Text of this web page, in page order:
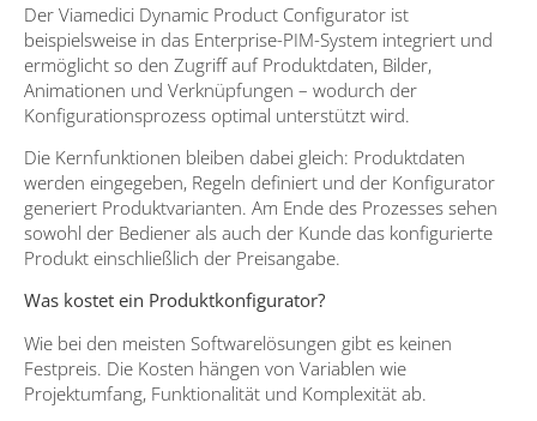
Der Viamedici Dynamic Product Configurator ist
beispielsweise in das Enterprise-PIM-System integriert und
ermöglicht so den Zugriff auf Produktdaten, Bilder,
Animationen und Verknüpfungen – wodurch der
Konfigurationsprozess optimal unterstützt wird.
Die Kernfunktionen bleiben dabei gleich: Produktdaten
werden eingegeben, Regeln definiert und der Konfigurator
generiert Produktvarianten. Am Ende des Prozesses sehen
sowohl der Bediener als auch der Kunde das konfigurierte
Produkt einschließlich der Preisangabe.
Was kostet ein Produktkonfigurator?
Wie bei den meisten Softwarelösungen gibt es keinen
Festpreis. Die Kosten hängen von Variablen wie
Projektumfang, Funktionalität und Komplexität ab.